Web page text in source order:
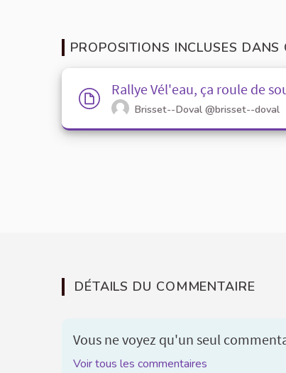
PROPOSITIONS INCLUSES DANS
Rallye Vél'eau, ça roule de
Brisset--Doval @brisset--doval
DÉTAILS DU COMMENTAIRE
Vous ne voyez qu'un seul
Voir tous les commentaires